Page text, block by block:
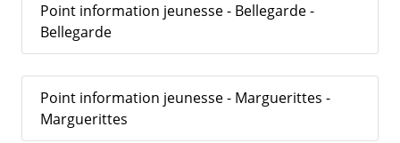
Point information jeunesse - Bellegarde -
Bellegarde
Point information jeunesse - Marguerittes -
Marguerittes